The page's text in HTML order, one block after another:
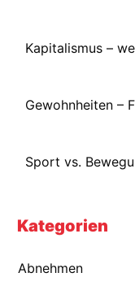
Kapitalismus –
Gewohnheiten –
Sport vs.
Kategorien
Abnehmen